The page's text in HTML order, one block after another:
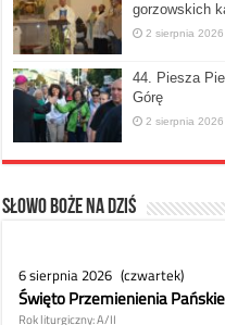
gorzowskich
2 sierpnia 2026
44. Piesza
Górę
2 sierpnia 2026
Słowo Boże na dziś